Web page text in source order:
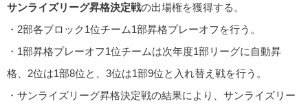
サンライズリーグ昇格決定戦の出場権を獲得する。
・2部各ブロック1位チーム1部昇格プレーオフを行う。
・1部昇格プレーオフ1位チームは次年度1部リーグに自動昇
格、2位は1部8位と、3位は1部9位と入れ替え戦を行う。
・サンライズリーグ昇格決定戦の結果により、サンライズリー